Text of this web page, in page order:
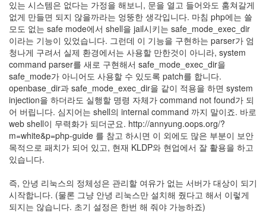
있는 시스템은 없다는 가정을 해보니, 문을 열고 들어와도 훔쳐갈게
없게 만들면 되지 않을까라는 엉뚱한 생각입니다. 마침 php에는 쓸
모도 없는 safe mode에서 shell을 jail시키는 safe_mode_exec_dir
이라는 기능이 있었습니다. 그런데 이 기능을 구현하는 parser가 엄
청나게 구려서 실제 환경에서는 사용할 만한것이 아니라, system
command parser를 새로 구현해서 safe_mode_exec_dir을
safe_mode가 아니어도 사용할 수 있도록 patch를 합니다.
openbase_dir과 safe_mode_exec_dir을 같이 적용을 하면 system
injection을 하더라도 실행할 명령 자체가 command not found가 되
어 버립니다. 심지어는 shell의 internal command 까지 말이죠. 바로
web shell이 무력화가 되더군요. http://annyung.oops.org/?
m=white&p=php-guide 를 참고 하시면 이 외에도 많은 부분이 보안
목적으로 패치가 되어 있고, 현재 KLDP와 현업에서 잘 활용을 하고
있습니다.
즉, 안녕 리눅스의 정체성은 관리할 여유가 없는 서버가 대상이 되기
시작합니다. (물론 그냥 안녕 리눅스만 설치해 줬다고 해서 이렇게
되지는 않습니다. 초기 설정은 한번 해 줘야 가능하죠)
트
1
by
김
정
균
Liitokala
9V
6F22
충
전
지
방
by
김